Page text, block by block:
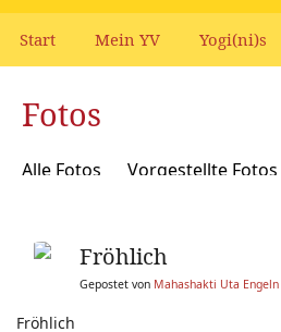
Start Mein YV Yogi(ni)s
Fotos
Alle Fotos Vorgestellte Fotos
Fröhlich
Gepostet von Mahashakti Uta Engeln
Fröhlich